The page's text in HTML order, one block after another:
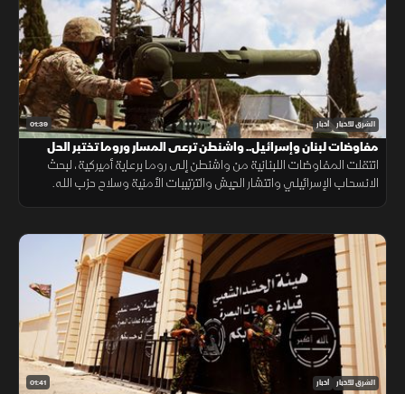
01:39 الشرق للأخبار أخبار
مفاوضات لبنان وإسرائيل.. واشنطن ترعى المسار وروما تختبر الحل
انتقلت المفاوضات اللبنانية من واشنطن إلى روما برعاية أميركية، لبحث
الانسحاب الإسرائيلي وانتشار الجيش والترتيبات الأمنية وسلاح حزب الله.
01:41 الشرق للأخبار أخبار